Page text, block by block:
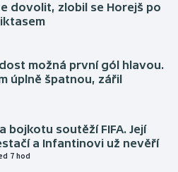
dovolit, zlobil se Horejš po
možná první gól hlavou.
úplně špatnou, zářil
bojkotu soutěží FIFA. Její
a Infantinovi už nevěří
7 hod